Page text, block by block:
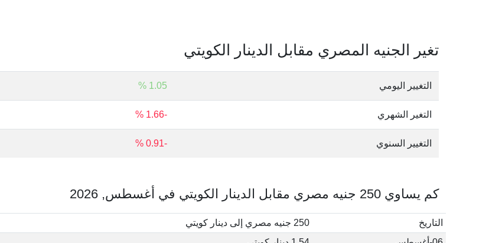
تغير الجنيه المصري مقابل الدينار الكويتي
التغيير اليومي 1.05 %
التغير الشهري -1.66 %
التغيير السنوي -0.91 %
كم يساوي 250 جنيه مصري مقابل الدينار الكويتي في أغسطس, 2026
التاريخ
250 جنيه مصري إلى دينار كويتي